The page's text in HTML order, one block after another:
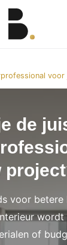
Interieur
Exterieur
Inspiratie
de
voor betere
wordt
of